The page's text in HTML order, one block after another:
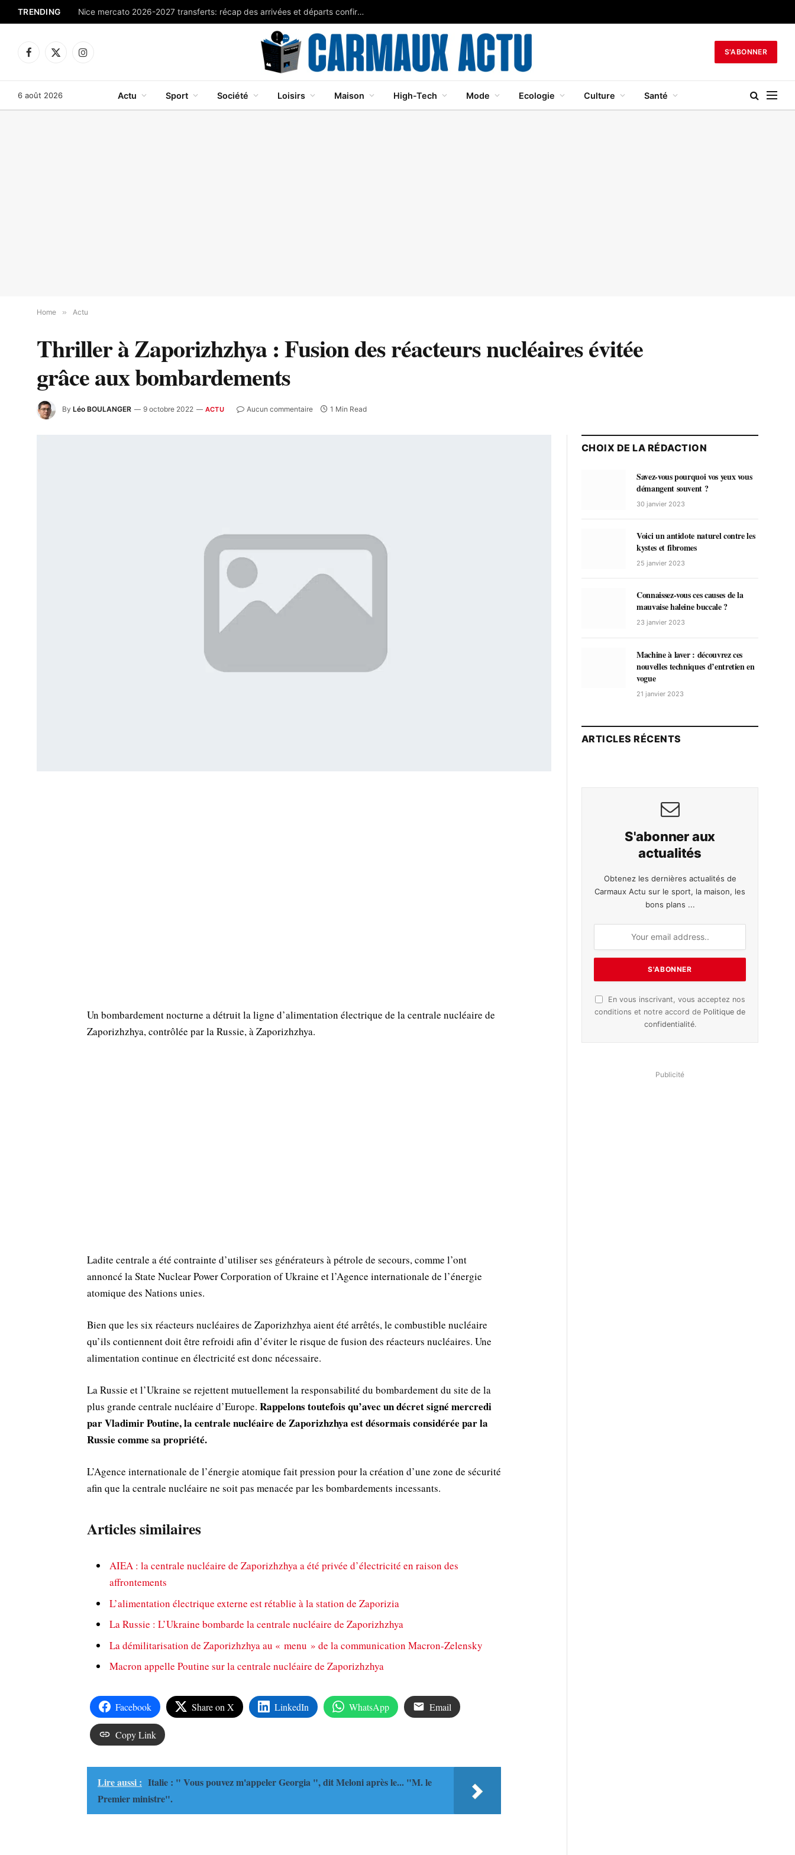
TRENDING Nice mercato 2026-2027 transferts: récap des arrivées et départs confirmés
Facebook
X
Instagram
S'ABONNER
6 août 2026 Actu Sport Société Loisirs Maison High-Tech Mode Ecologie Culture Santé
Home » Actu
Thriller à Zaporizhzhya : Fusion des réacteurs nucléaires évitée
grâce aux bombardements
By Léo BOULANGER 9 octobre 2022 ACTU Aucun commentaire 1 Min Read
Un bombardement nocturne a détruit la ligne d’alimentation électrique de la centrale nucléaire de
Zaporizhzhya, contrôlée par la Russie, à Zaporizhzhya.
Ladite centrale a été contrainte d’utiliser ses générateurs à pétrole de secours, comme l’ont
annoncé la State Nuclear Power Corporation of Ukraine et l’Agence internationale de l’énergie
atomique des Nations unies.
Bien que les six réacteurs nucléaires de Zaporizhzhya aient été arrêtés, le combustible nucléaire
qu’ils contiennent doit être refroidi afin d’éviter le risque de fusion des réacteurs nucléaires. Une
alimentation continue en électricité est donc nécessaire.
La Russie et l’Ukraine se rejettent mutuellement la responsabilité du bombardement du site de la
plus grande centrale nucléaire d’Europe. Rappelons toutefois qu’avec un décret signé mercredi
par Vladimir Poutine, la centrale nucléaire de Zaporizhzhya est désormais considérée par la
Russie comme sa propriété.
L’Agence internationale de l’énergie atomique fait pression pour la création d’une zone de sécurité
afin que la centrale nucléaire ne soit pas menacée par les bombardements incessants.
Articles similaires
AIEA : la centrale nucléaire de Zaporizhzhya a été privée d’électricité en raison des
affrontements
L’alimentation électrique externe est rétablie à la station de Zaporizia
La Russie : L’Ukraine bombarde la centrale nucléaire de Zaporizhzhya
La démilitarisation de Zaporizhzhya au « menu » de la communication Macron-Zelensky
Macron appelle Poutine sur la centrale nucléaire de Zaporizhzhya
Facebook Share on X LinkedIn WhatsApp Email
Copy Link
Lire aussi : Italie : " Vous pouvez m'appeler Georgia ", dit Meloni après le... "M. le
Premier ministre".
CHOIX DE LA RÉDACTION
Savez-vous pourquoi vos yeux vous
démangent souvent ?
30 janvier 2023
Voici un antidote naturel contre les
kystes et fibromes
25 janvier 2023
Connaissez-vous ces causes de la
mauvaise haleine buccale ?
23 janvier 2023
Machine à laver : découvrez ces
nouvelles techniques d’entretien en
vogue
21 janvier 2023
ARTICLES RÉCENTS
S'abonner aux
actualités
Obtenez les dernières actualités de
Carmaux Actu sur le sport, la maison, les
bons plans ...
En vous inscrivant, vous acceptez nos
conditions et notre accord de Politique de
confidentialité.
Publicité